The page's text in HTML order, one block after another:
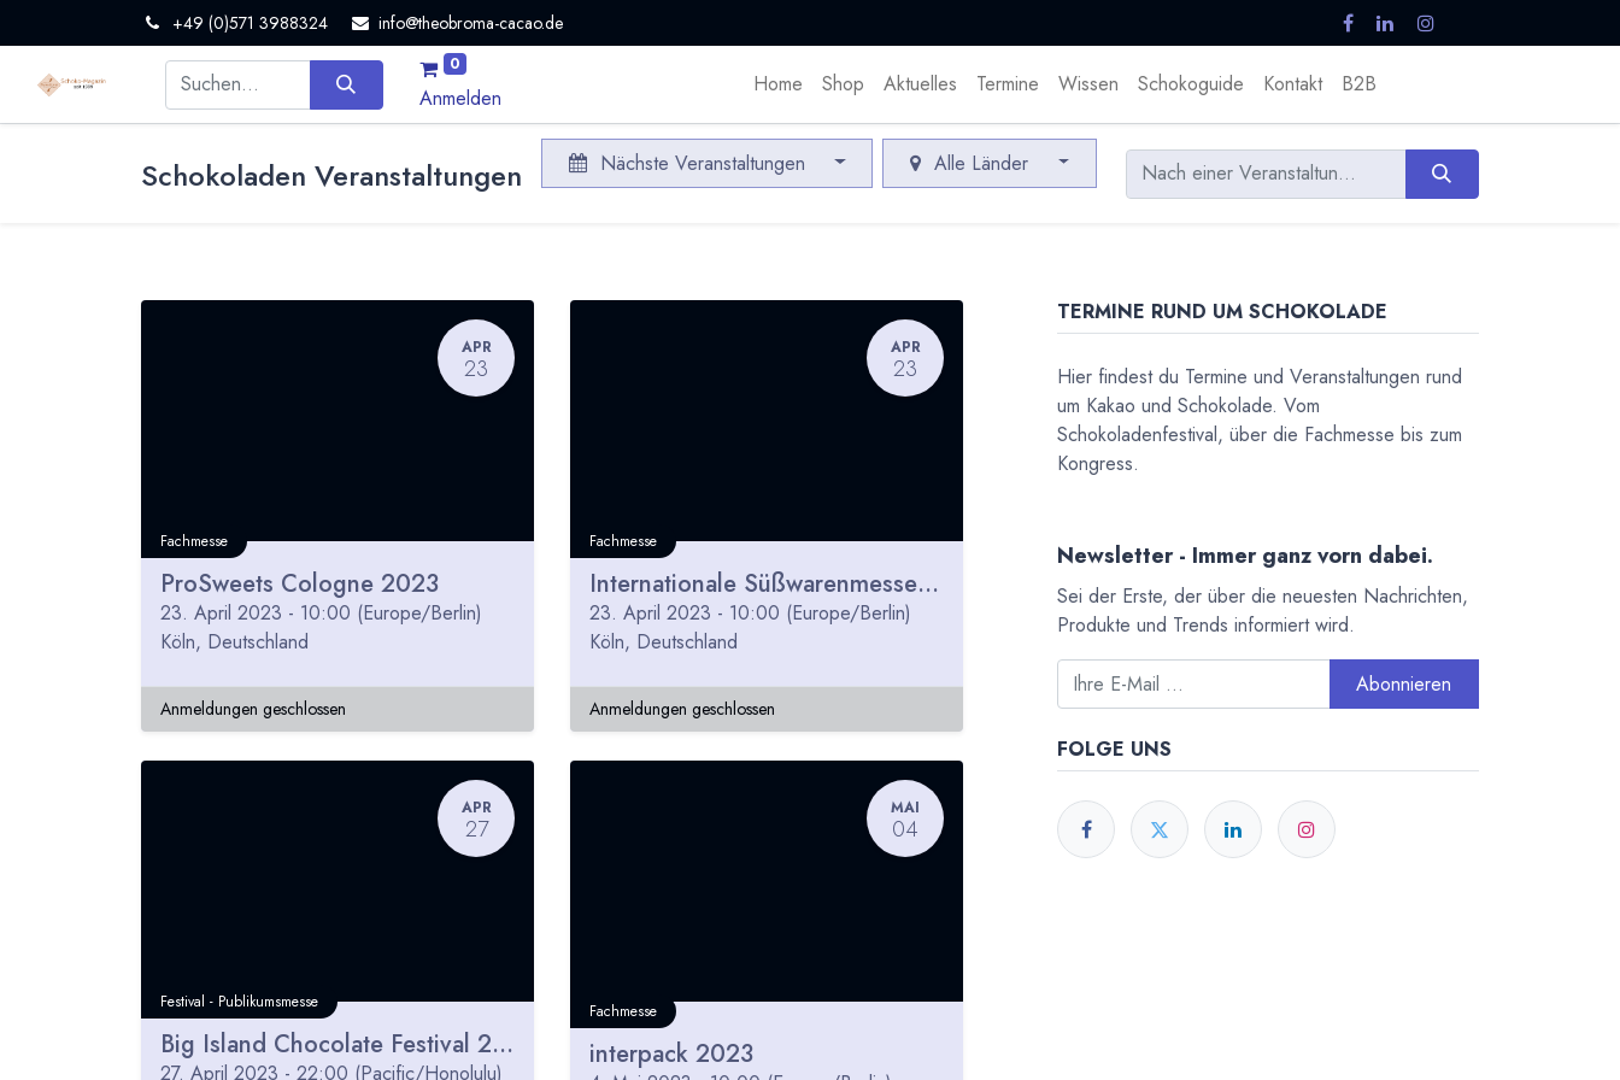
+49 (0)571 3988324 info@theobroma-cacao.de
0
Anmelden
Home Shop Aktuelles Termine Wissen Schokoguide Kontakt B2B
Schokoladen Veranstaltungen Nächste Veranstaltungen Alle Länder
APR
23
Fachmesse
ProSweets Cologne 2023
23. April 2023 - 10:00 (Europe/Berlin)
Köln, Deutschland
Anmeldungen geschlossen
APR
23
Fachmesse
Internationale Süßwarenmesse ISM 2023
23. April 2023 - 10:00 (Europe/Berlin)
Köln, Deutschland
Anmeldungen geschlossen
APR
27
Festival - Publikumsmesse
Big Island Chocolate Festival 2023
27. April 2023 - 22:00 (Pacific/Honolulu)
MAI
04
Fachmesse
interpack 2023
TERMINE RUND UM SCHOKOLADE
Hier findest du Termine und Veranstaltungen rund
um Kakao und Schokolade. Vom
Schokoladenfestival, über die Fachmesse bis zum
Kongress.
Newsletter - Immer ganz vorn dabei.
Sei der Erste, der über die neuesten Nachrichten,
Produkte und Trends informiert wird.
Abonnieren
FOLGE UNS